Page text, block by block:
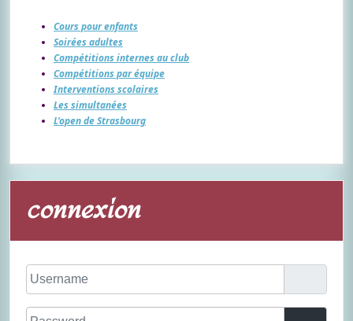
Cours pour enfants
Soirées adultes
Compétitions internes au club
Compétitions par équipe
Interventions scolaires
Les simultanées
L'open de Strasbourg
connexion
Username
Password